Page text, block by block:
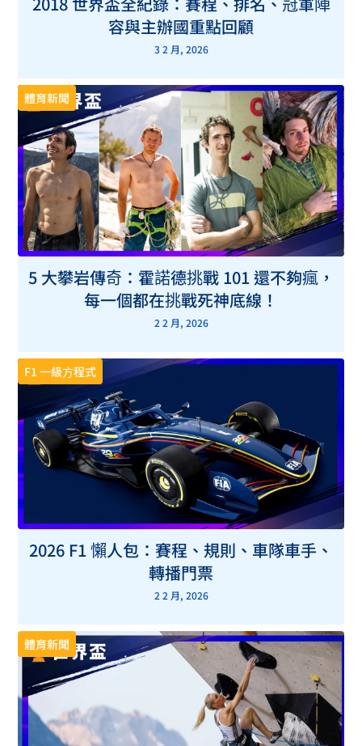
容與主辦國重點回顧
3 2 月, 2026
體育新聞
5 大攀岩傳奇：霍諾德挑戰 101 還不夠瘋，
每一個都在挑戰死神底線！
2 2 月, 2026
F1 一級方程式
2026 F1 懶人包：賽程、規則、車隊車手、
轉播門票
2 2 月, 2026
體育新聞